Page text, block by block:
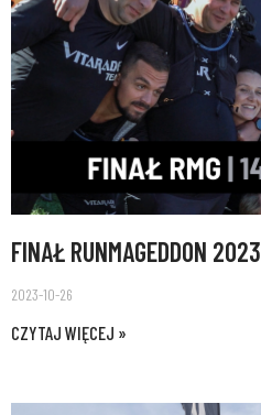
FINAŁ RUNMAGEDDON 2023
2023-10-26
CZYTAJ WIĘCEJ »